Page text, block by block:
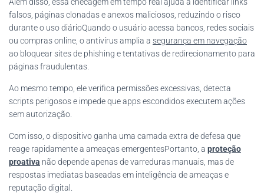
falsos, páginas clonadas e anexos maliciosos, reduzindo o risco
durante o uso diárioQuando o usuário acessa bancos, redes sociais
ou compras online, o antivírus amplia a segurança em navegação
ao bloquear sites de phishing e tentativas de redirecionamento para
páginas fraudulentas.
Ao mesmo tempo, ele verifica permissões excessivas, detecta
scripts perigosos e impede que apps escondidos executem ações
sem autorização.
Com isso, o dispositivo ganha uma camada extra de defesa que
reage rapidamente a ameaças emergentesPortanto, a proteção
proativa não depende apenas de varreduras manuais, mas de
respostas imediatas baseadas em inteligência de ameaças e
reputação digital.